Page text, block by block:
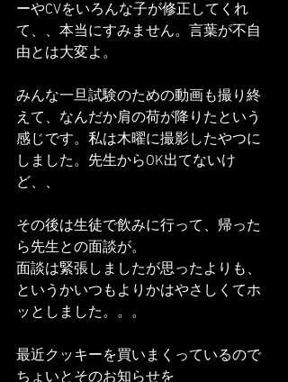
ーやCVをいろんな子が修正してくれ
て、、本当にすみません。言葉が不自
由とは大変よ。
みんな一旦試験のための動画も撮り終
えて、なんだか肩の荷が降りたという
感じです。私は木曜に撮影したやつに
しました。先生からOK出てないけ
ど、、
その後は生徒で飲みに行って、帰った
ら先生との面談が。
面談は緊張しましたが思ったよりも、
というかいつもよりかはやさしくてホ
ッとしました。。。
最近クッキーを買いまくっているので
ちょいとそのお知らせを